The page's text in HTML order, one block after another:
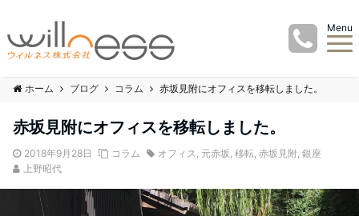
Menu
ホーム ブログ コラム 赤坂見附にオフィスを移転しました。
赤坂見附にオフィスを移転しました。
2018年9月28日 コラム オフィス, 元赤坂, 移転, 赤坂見附, 銀座
上野昭代